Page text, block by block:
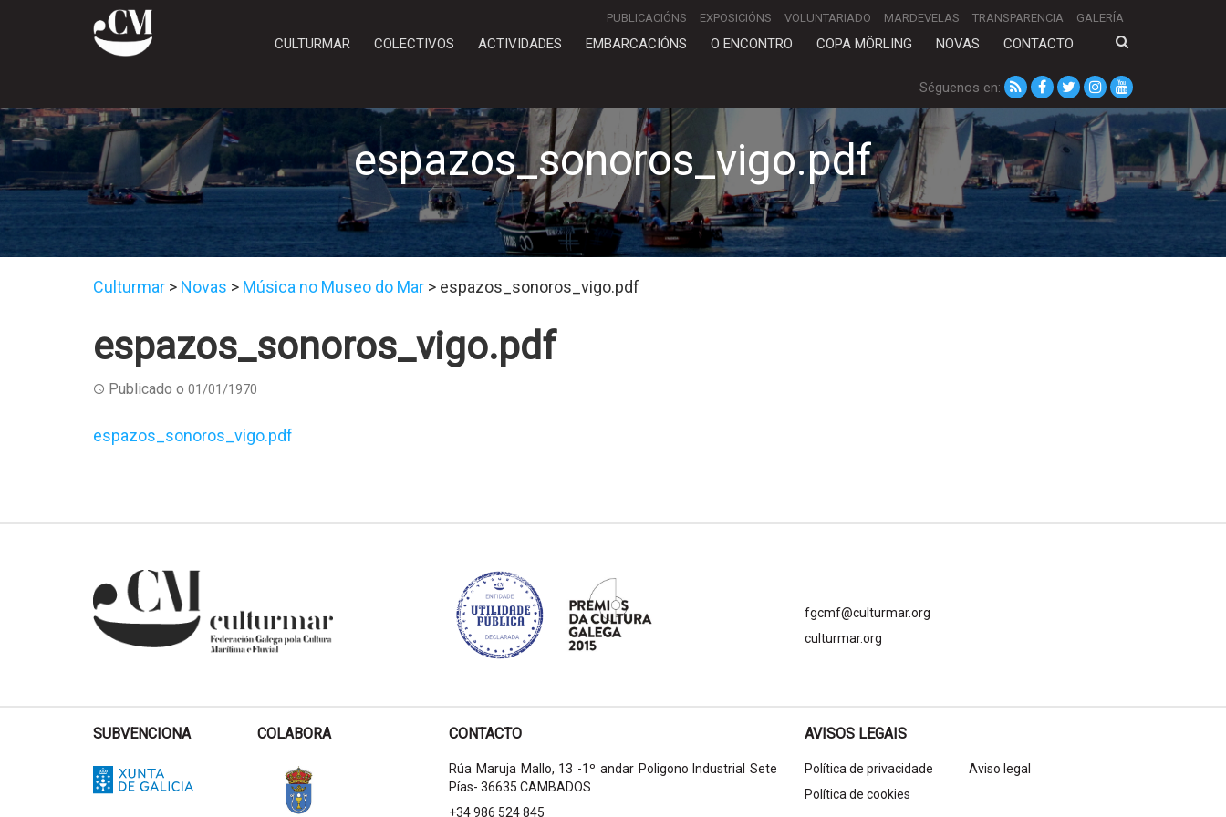
PUBLICACIÓNS EXPOSICIÓNS VOLUNTARIADO MARDEVELAS TRANSPARENCIA GALERÍA
CULTURMAR COLECTIVOS ACTIVIDADES EMBARCACIÓNS O ENCONTRO COPA MÖRLING NOVAS CONTACTO
Séguenos en:
espazos_sonoros_vigo.pdf
Culturmar > Novas > Música no Museo do Mar > espazos_sonoros_vigo.pdf
espazos_sonoros_vigo.pdf
Publicado o 01/01/1970
espazos_sonoros_vigo.pdf
fgcmf@culturmar.org
culturmar.org
SUBVENCIONA COLABORA CONTACTO
Rúa Maruja Mallo, 13 -1º andar Poligono Industrial Sete
Pías- 36635 CAMBADOS
+34 986 524 845
AVISOS LEGAIS
Política de privacidade
Aviso legal
Política de cookies